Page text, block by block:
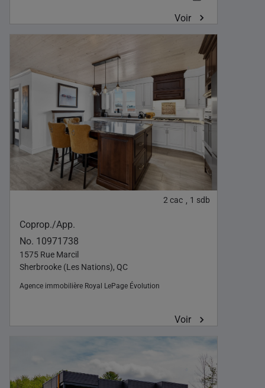
Voir
2 cac , 1 sdb
Coprop./App.
No. 10971738
1575 Rue Marcil
Sherbrooke (Les Nations), QC
Agence immobilière Royal LePage Évolution
Voir